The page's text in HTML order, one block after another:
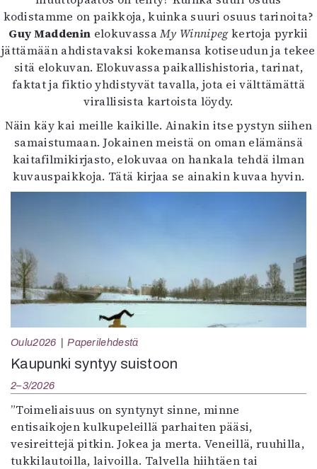
kodistamme on paikkoja, kuinka suuri osuus tarinoita?
Guy Maddenin elokuvassaMy Winnipegkertoja pyrkii
jättämään ahdistavaksi kokemansa kotiseudun ja tekee
sitä elokuvan. Elokuvassa paikallishistoria, tarinat,
faktat ja fiktio yhdistyvät tavalla, jota ei välttämättä
virallisista kartoista löydy.
Näin käy kai meille kaikille. Ainakin itse pystyn siihen
samaistumaan. Jokainen meistä on oman elämänsä
kaitafilmikirjasto, elokuvaa on hankala tehdä ilman
kuvauspaikkoja. Tätä kirjaa se ainakin kuvaa hyvin.
Oulu2026 Paperilehdestä
Kaupunki syntyy suistoon
2–3/2026
”Toimeliaisuus on syntynyt sinne, minne
entisaikojen kulkupeleillä parhaiten pääsi,
vesireittejä pitkin. Jokea ja merta. Veneillä, ruuhilla,
tukkilautoilla, laivoilla. Talvella hiihtäen tai